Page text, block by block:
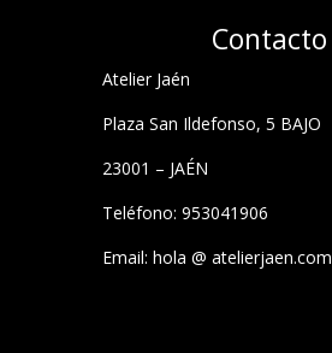
Contacto
Atelier Jaén
Plaza San Ildefonso, 5 BAJO
23001 – JAÉN
Teléfono: 953041906
Email: hola @ atelierjaen.com